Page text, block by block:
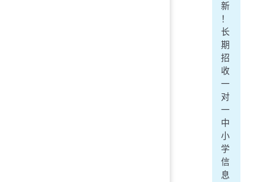
新
！
长
期
招
收
一
对
一
中
小
学
信
息